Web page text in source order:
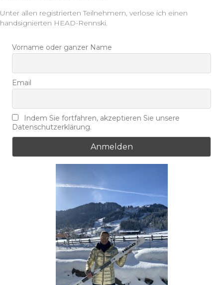
Unter allen registrierten Teilnehmern, verlose ich einen
handsignierten HEAD-Rennski.
Vorname oder ganzer Name
Email
Indem Sie fortfahren, akzeptieren Sie unsere
Datenschutzerklärung.